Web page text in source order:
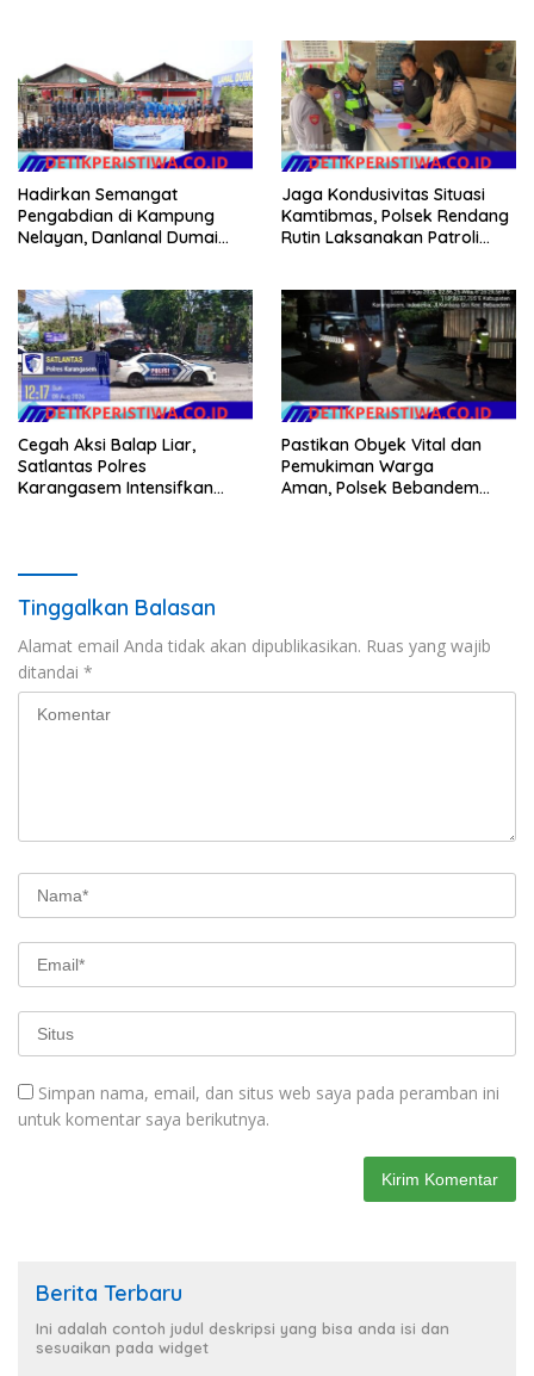
Hadirkan Semangat
Pengabdian di Kampung
Nelayan, Danlanal Dumai
Jaga Kondusivitas Situasi
Kamtibmas, Polsek Rendang
Rutin Laksanakan Patroli
Cegah Aksi Balap Liar,
Satlantas Polres
Karangasem Intensifkan
Pastikan Obyek Vital dan
Pemukiman Warga
Aman, Polsek Bebandem
Tinggalkan Balasan
Alamat email Anda tidak akan dipublikasikan. Ruas yang wajib
ditandai *
Simpan nama, email, dan situs web saya pada peramban ini
untuk komentar saya berikutnya.
Berita Terbaru
Ini adalah contoh judul deskripsi yang bisa anda isi dan
sesuaikan pada widget